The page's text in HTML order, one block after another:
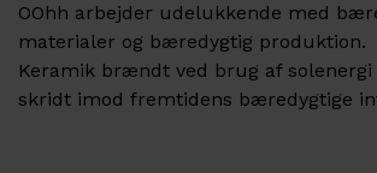
OOhh arbejder udelukkende med
materialer og bæredygtig produktion.
Keramik brændt ved brug af solenergi
skridt imod fremtidens bæredygtige